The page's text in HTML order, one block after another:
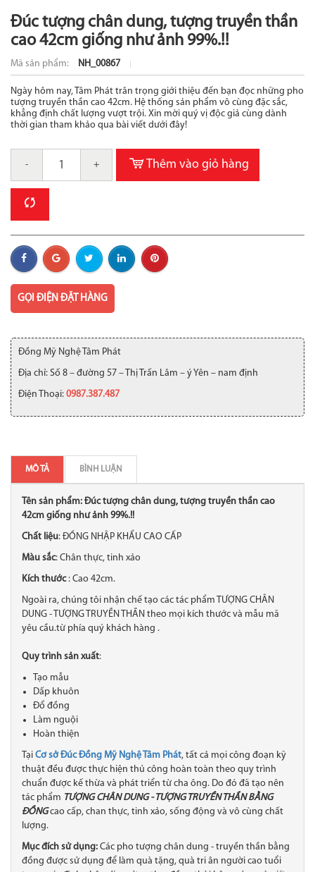
Đúc tượng chân dung, tượng truyền thần
cao 42cm giống như ảnh 99%.!!
Mã sản phẩm: NH_00867
Ngày hôm nay, Tâm Phát trân trọng giới thiệu đến bạn đọc những pho
tượng truyền thần cao 42cm. Hệ thống sản phẩm vô cùng đặc sắc,
khẳng định chất lượng vượt trội. Xin mời quý vị độc giả cùng dành
thời gian tham khảo qua bài viết dưới đây!
- + Thêm vào giỏ hàng
GỌI ĐIỆN ĐẶT HÀNG
Đồng Mỹ Nghệ Tâm Phát
Địa chỉ: Số 8 – đường 57 – Thị Trấn Lâm – ý Yên – nam định
Điện Thoại: 0987.387.487
MÔ TẢ BÌNH LUẬN
Tên sản phẩm: Đúc tượng chân dung, tượng truyền thần cao
42cm giống như ảnh 99%.!!
Chất liệu: ĐỒNG NHẬP KHẨU CAO CẤP
Màu sắc: Chân thực, tinh xảo
Kích thước: Cao 42cm.
Ngoài ra, chúng tôi nhận chế tạo các tác phẩm TƯỢNG CHÂN
DUNG - TƯỢNG TRUYỀN THẦN theo mọi kích thước và mẫu mã
yêu cầu.từ phía quý khách hàng .
Quy trình sản xuất:
Tạo mẫu
Dấp khuôn
Đổ đồng
Làm nguội
Hoàn thiện
Tại Cơ sở Đúc Đồng Mỹ Nghệ Tâm Phát, tất cả mọi công đoạn kỹ
thuật đều được thực hiện thủ công hoàn toàn theo quy trình
chuẩn được kế thừa và phát triển từ cha ông. Do đó đã tạo nên
tác phẩm TƯỢNG CHÂN DUNG - TƯỢNG TRUYỀN THẦN BẰNG
ĐỒNGcao cấp, chan thực, tinh xảo​, sống động và vô cùng chất
lượng.
Mục đích sử dụng: Các pho tượng chân dung - truyền thần bằng
đồng được sử dụng để làm quà tặng, quà tri ân người cao tuổi